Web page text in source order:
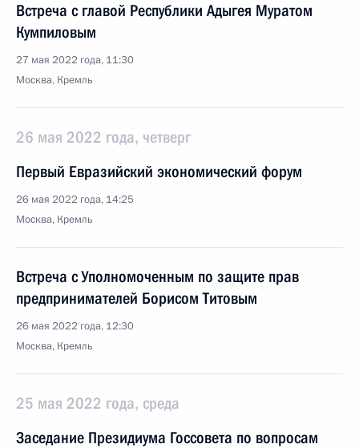
Встреча с главой Республики Адыгея Муратом
Кумпиловым
27 мая 2022 года, 11:30
Москва, Кремль
26 мая 2022 года, четверг
Первый Евразийский экономический форум
26 мая 2022 года, 14:25
Москва, Кремль
Встреча с Уполномоченным по защите прав
предпринимателей Борисом Титовым
26 мая 2022 года, 12:30
Москва, Кремль
25 мая 2022 года, среда
Заседание Президиума Госсовета по вопросам